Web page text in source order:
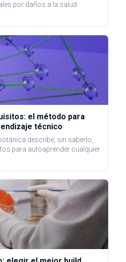
por daños a la salud
el método para
técnico
describe, sin saberlo,
para autoaprender cualquier